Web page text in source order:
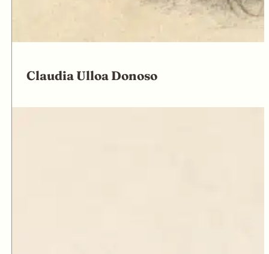
Claudia Ulloa Donoso